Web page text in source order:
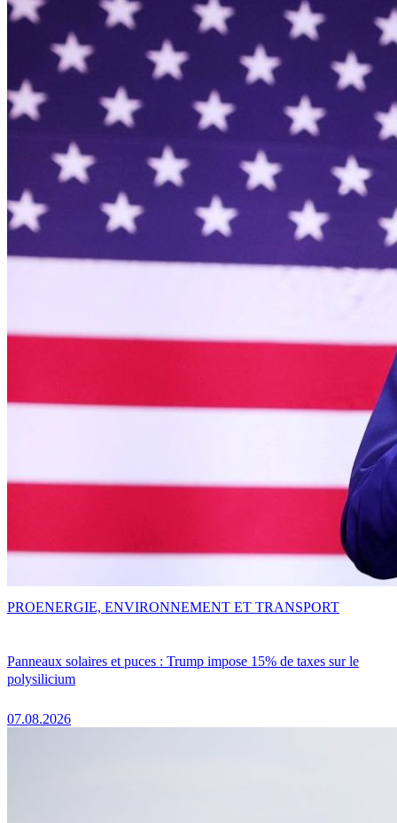
Panneaux solaires et puces : Trump impose 15% de taxes sur le
polysilicium
07.08.2026
PROENERGIE, ENVIRONNEMENT ET TRANSPORT